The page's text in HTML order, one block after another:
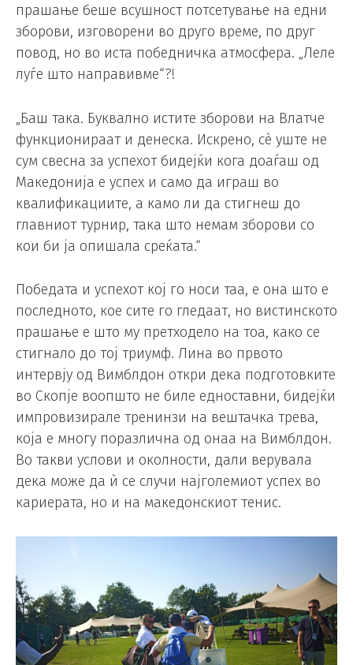
прашање беше всушност потсетување на едни
зборови, изговорени во друго време, по друг
повод, но во иста победничка атмосфера. „Леле
луѓе што направивме“?!
„Баш така. Буквално истите зборови на Влатче
функционираат и денеска. Искрено, сè уште не
сум свесна за успехот бидејќи кога доаѓаш од
Македонија е успех и само да играш во
квалификациите, а камо ли да стигнеш до
главниот турнир, така што немам зборови со
кои би ја опишала среќата.“
Победата и успехот кој го носи таа, е она што е
последното, кое сите го гледаат, но вистинското
прашање е што му претходело на тоа, како се
стигнало до тој триумф. Лина во првото
интервју од Вимблдон откри дека подготовките
во Скопје воопшто не биле едноставни, бидејќи
импровизирале тренинзи на вештачка трева,
која е многу поразлична од онаа на Вимблдон.
Во такви услови и околности, дали верувала
дека може да ѝ се случи најголемиот успех во
кариерата, но и на македонскиот тенис.